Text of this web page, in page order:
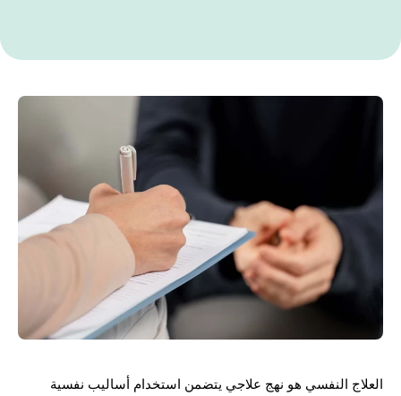
العلاج النفسي هو نهج علاجي يتضمن استخدام أساليب نفسية